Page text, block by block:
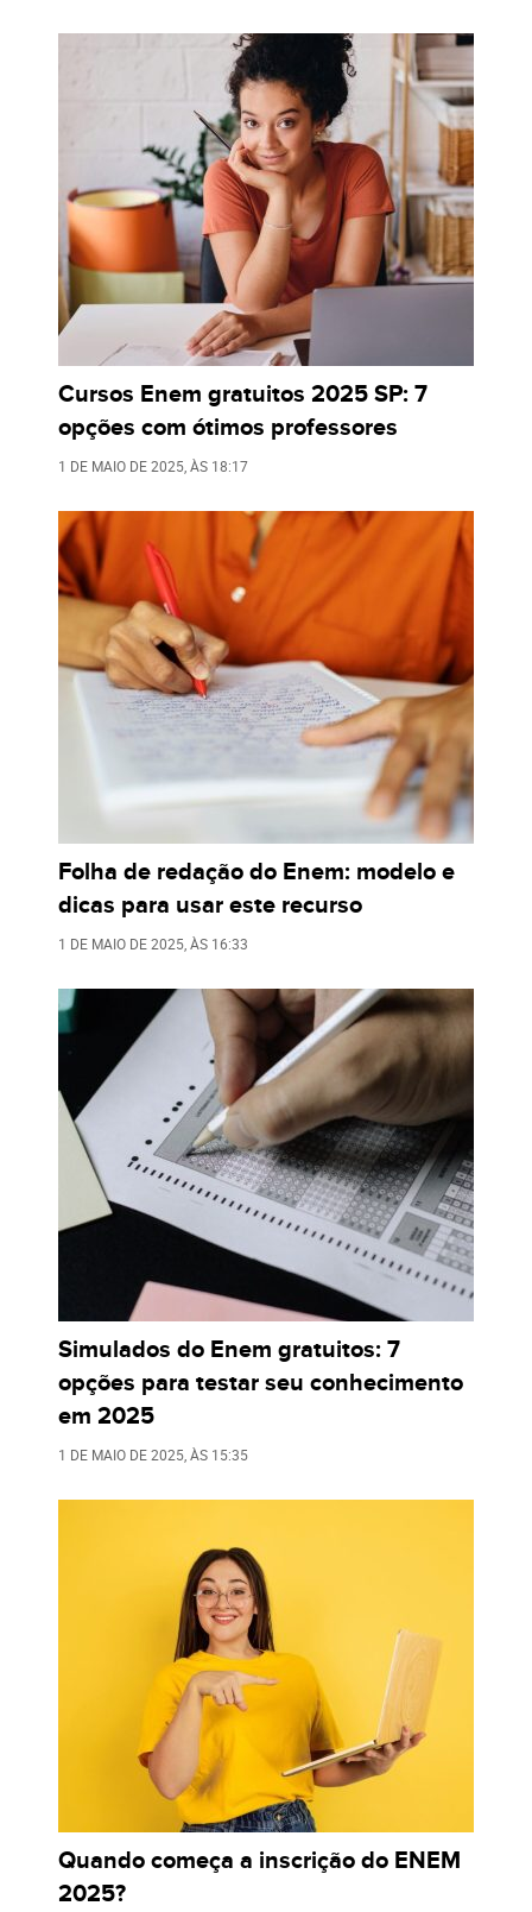
Cursos Enem gratuitos 2025 SP: 7
opções com ótimos professores
1 DE MAIO DE 2025, ÀS 18:17
Folha de redação do Enem: modelo e
dicas para usar este recurso
1 DE MAIO DE 2025, ÀS 16:33
Simulados do Enem gratuitos: 7
opções para testar seu conhecimento
em 2025
1 DE MAIO DE 2025, ÀS 15:35
Quando começa a inscrição do ENEM
2025?